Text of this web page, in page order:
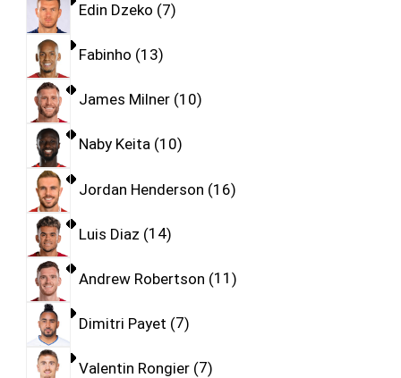
Edin Dzeko 7
Fabinho 13
James Milner 10
Naby Keita 10
Jordan Henderson 16
Luis Diaz 14
Andrew Robertson 11
Dimitri Payet 7
Valentin Rongier 7